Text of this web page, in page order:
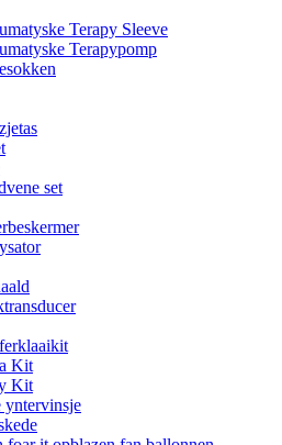
Terapy Sleeve
Terapypomp
set
Kit
Kit
yntervinsje